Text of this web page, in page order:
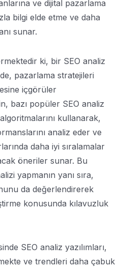
ve dijital pazarlama
bilgi elde etme ve daha
sunar.
ki, bir SEO analiz
pazarlama stratejileri
içgörüler
bazı popüler SEO analiz
kullanarak,
analiz eder ve
daha iyi sıralamalar
öneriler sunar. Bu
yapmanın yanı sıra,
da değerlendirerek
konusunda kılavuzluk
SEO analiz yazılımları,
ve trendleri daha çabuk